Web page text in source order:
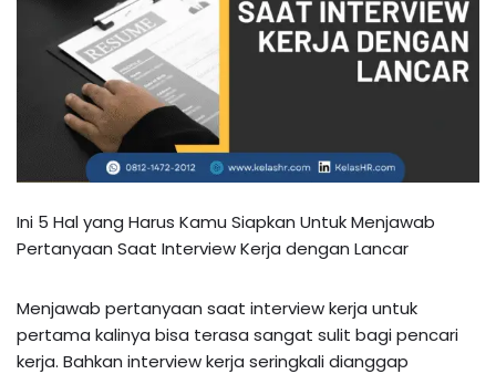
Ini 5 Hal yang Harus Kamu Siapkan Untuk Menjawab
Pertanyaan Saat Interview Kerja dengan Lancar
Menjawab pertanyaan saat interview kerja untuk
pertama kalinya bisa terasa sangat sulit bagi pencari
kerja. Bahkan interview kerja seringkali dianggap